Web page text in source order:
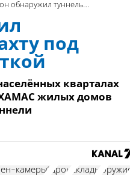
туннельную шахту под детской кроваткой
под
кварталах
жилых домов
камеры" дрон склады